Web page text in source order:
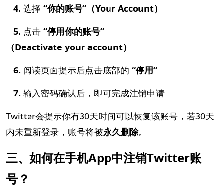
4. 选择 “你的账号”（Your Account）
5. 点击 “停用你的账号”
（Deactivate your account）
6. 阅读页面提示后点击底部的 “停用”
7. 输入密码确认后，即可完成注销申请
Twitter会提示你有30天时间可以恢复该账号，若30天
内未重新登录，账号将被永久删除。
三、如何在手机App中注销Twitter账
号？